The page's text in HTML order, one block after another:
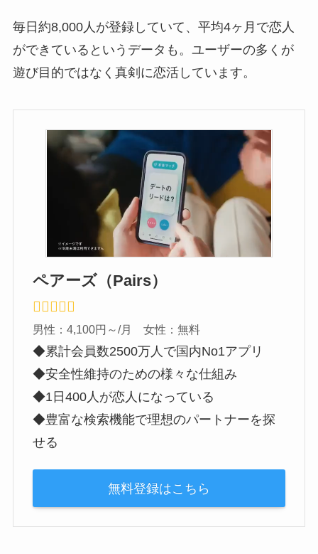
毎日約8,000人が登録していて、平均4ヶ月で恋人
ができているというデータも。ユーザーの多くが
遊び目的ではなく真剣に恋活しています。
ペアーズ（Pairs）
男性：4,100円～/月 女性：無料
◆累計会員数2500万人で国内No1アプリ
◆安全性維持のための様々な仕組み
◆1日400人が恋人になっている
◆豊富な検索機能で理想のパートナーを探
せる
無料登録はこちら